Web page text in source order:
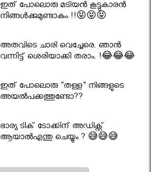
ഇത് പോലൊരു മടിയൻ കൂട്ടുകാരൻ
നിങ്ങൾക്കുമുണ്ടാകും !!😝😝😝
അതവിടെ ചാരി വെച്ചേരെ. ഞാൻ
വന്നിട്ട് ശെരിയാക്കി തരാം. !😂😂😂
ഇത് പോലൊരു "തള്ള" നിങ്ങളുടെ
അയല്‍പക്കത്തുണ്ടോ??
ഭാര്യ ടിക് ടോക്കിന് അഡിക്റ്റ്
ആയാൽഎന്തു ചെയ്യും ? 😅😅😅